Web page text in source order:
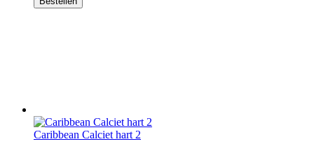
Caribbean Calciet hart 2